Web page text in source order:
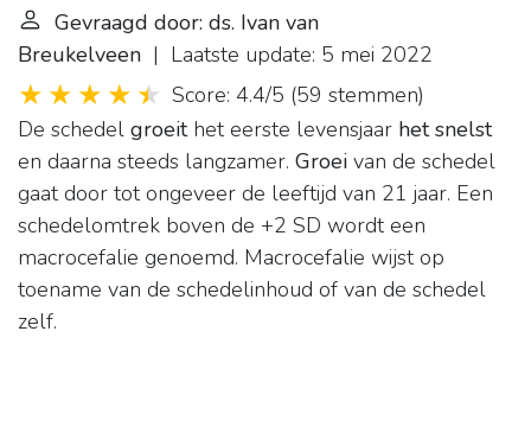
Gevraagd door: ds. Ivan van
Breukelveen | Laatste update: 5 mei 2022
Score: 4.4/5 (59 stemmen)
De schedel groeithet eerste levensjaar het snelst
en daarna steeds langzamer. Groei van de schedel
gaat door tot ongeveer de leeftijd van 21 jaar. Een
schedelomtrek boven de +2 SD wordt een
macrocefalie genoemd. Macrocefalie wijst op
toename van de schedelinhoud of van de schedel
zelf.